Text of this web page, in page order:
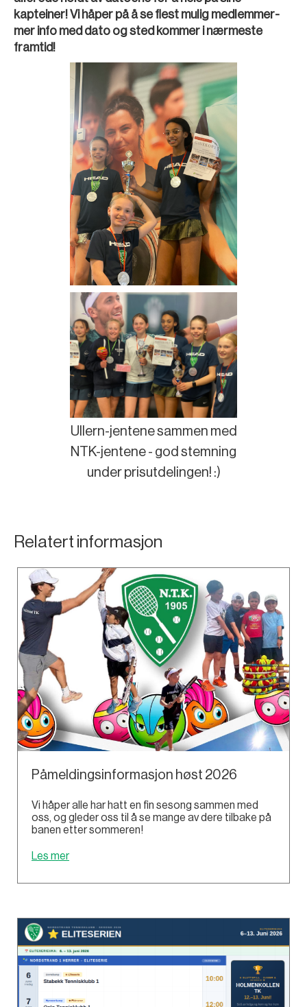
kapteiner! Vi håper på å se flest mulig medlemmer-
mer info med dato og sted kommer i nærmeste
framtid!
Ullern-jentene sammen med
NTK-jentene - god stemning
under prisutdelingen! :)
Relatert informasjon
Påmeldingsinformasjon høst 2026
Vi håper alle har hatt en fin sesong sammen med
oss, og gleder oss til å se mange av dere tilbake på
banen etter sommeren!
Les mer